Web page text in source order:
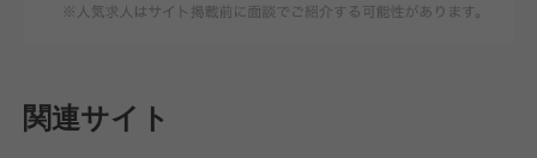
関連サイト